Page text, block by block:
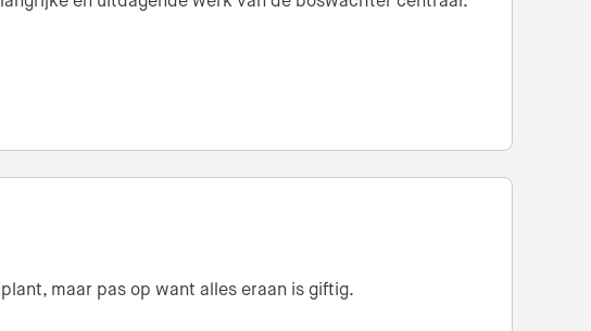
maar pas op want alles eraan is giftig.